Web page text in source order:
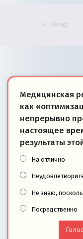
Назад
Медицинская
как
непрерывно
настоящее
результаты
На отлично
Не знаю,
Посредственно